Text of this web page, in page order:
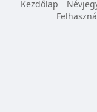
Kezdőlap